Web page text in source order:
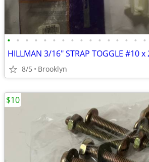
• • • • • • • • • • • • • • • •
8/5 Brooklyn
$10